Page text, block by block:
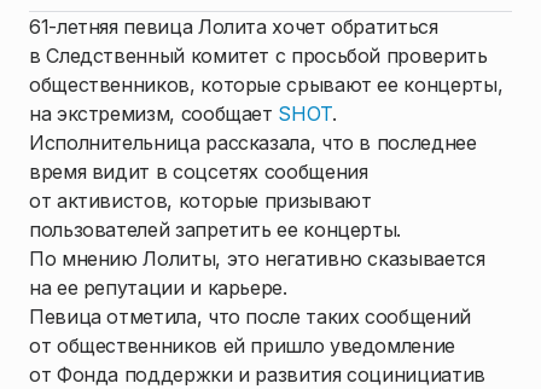
61-летняя певица Лолита хочет обратиться
в Следственный комитет с просьбой проверить
общественников, которые срывают ее концерты,
на экстремизм, сообщает SHOT.
Исполнительница рассказала, что в последнее
время видит в соцсетях сообщения
от активистов, которые призывают
пользователей запретить ее концерты.
По мнению Лолиты, это негативно сказывается
на ее репутации и карьере.
Певица отметила, что после таких сообщений
от общественников ей пришло уведомление
от Фонда поддержки и развития социнициатив